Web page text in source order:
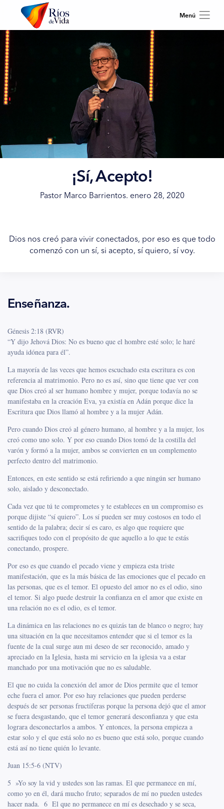
¡Sí, Acepto!
Pastor Marco Barrientos. enero 28, 2020
Dios nos creó para vivir conectados, por eso es que todo
comenzó con un sí, si acepto, sí quiero, sí voy.
Enseñanza.
Génesis 2:18 (RVR)
“Y dijo Jehová Dios: No es bueno que el hombre esté solo; le haré
ayuda idónea para él”.
La mayoría de las veces que hemos escuchado esta escritura es con
referencia al matrimonio. Pero no es así, sino que tiene que ver con
que Dios creó al ser humano hombre y mujer, porque todavía no se
manifestaba en la creación Eva, ya existía en Adán porque dice la
Escritura que Dios llamó al hombre y a la mujer Adán.
Pero cuando Dios creó al género humano, al hombre y a la mujer, los
creó como uno solo. Y por eso cuando Dios tomó de la costilla del
varón y formó a la mujer, ambos se convierten en un complemento
perfecto dentro del matrimonio.
Entonces, en este sentido se está refiriendo a que ningún ser humano
solo, aislado y desconectado.
Cada vez que tú te comprometes y te estableces en un compromiso es
porque dijiste “sí quiero”. Los sí pueden ser muy costosos en todo el
sentido de la palabra; decir sí es caro, es algo que requiere que
sacrifiques todo con el propósito de que aquello a lo que te estás
conectando, prospere.
Por eso es que cuando el pecado viene y empieza esta triste
manifestación, que es la más básica de las emociones que el pecado en
las personas, que es el temor. El opuesto del amor no es el odio, sino
el temor. Si algo puede destruir la confianza en el amor que existe en
una relación no es el odio, es el temor.
La dinámica en las relaciones no es quizás tan de blanco o negro; hay
una situación en la que necesitamos entender que si el temor es la
fuente de la cual surge aun mi deseo de ser reconocido, amado y
apreciado en la Iglesia, hasta mi servicio en la iglesia va a estar
manchado por una motivación que no es saludable.
El que no cuida la conexión del amor de Dios permite que el temor
eche fuera el amor. Por eso hay relaciones que pueden perderse
después de ser personas fructíferas porque la persona dejó que el amor
se fuera desgastando, que el temor generará desconfianza y que esta
lograra desconectarlos a ambos. Y entonces, la persona empieza a
estar solo y el que está solo no es bueno que está solo, porque cuando
está así no tiene quién lo levante.
Juan 15:5-6 (NTV)
5 »Yo soy la vid y ustedes son las ramas. El que permanece en mí,
como yo en él, dará mucho fruto; separados de mí no pueden ustedes
hacer nada. 6 El que no permanece en mí es desechado y se seca,